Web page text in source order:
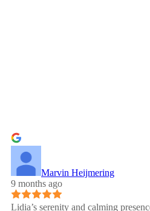
Marvin Heijmering
9 months ago
Lidia’s serenity and calming